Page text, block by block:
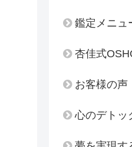
鑑定メニュ
杏佳式
お客様の声
心のデトッ